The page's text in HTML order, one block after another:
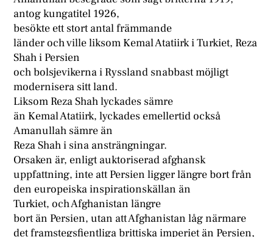
antog kungatitel 1926,
besökte ett stort antal främmande
länder och ville liksom Kemal Atatiirk i Turkiet, Reza
Shah i Persien
och bolsjevikerna i Ryssland snabbast möjligt
modernisera sitt land.
Liksom Reza Shah lyckades sämre
än Kemal Atatiirk, lyckades emellertid också
Amanullah sämre än
Reza Shah i sina ansträngningar.
Orsaken är, enligt auktoriserad afghansk
uppfattning, inte att Persien ligger längre bort från
den europeiska inspirationskällan än
Turkiet, och Afghanistan längre
bort än Persien, utan att Afghanistan låg närmare
det framstegsfientliga brittiska imperiet än Persien,